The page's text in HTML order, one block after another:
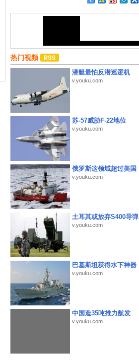
热门视频
潜艇最怕反潜巡逻机
v.youku.com
苏-57威胁F-22地位
v.youku.com
俄罗斯这领域超过美国
v.youku.com
土耳其或放弃S400导弹
v.youku.com
巴基斯坦获得水下神器
v.youku.com
中国造35吨推力航发
v.youku.com